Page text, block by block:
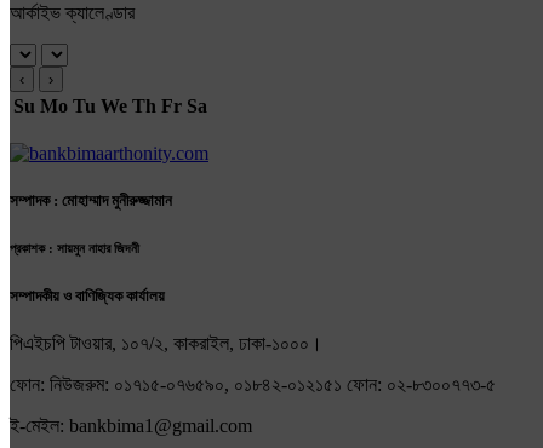
আর্কাইভ ক্যালেণ্ডার
‹ ›
Su Mo Tu We Th Fr Sa
সম্পাদক : মোহাম্মাদ মুনীরুজ্জামান
প্রকাশক : সায়মুন নাহার জিদনী
সম্পাদকীয় ও বাণিজ্যিক কার্যালয়
পিএইচপি টাওয়ার, ১০৭/২, কাকরাইল, ঢাকা-১০০০।
ফোন: নিউজরুম: ০১৭১৫-০৭৬৫৯০, ০১৮৪২-০১২১৫১ ফোন: ০২-৮৩০০৭৭৩-৫
ই-মেইল: bankbima1@gmail.com